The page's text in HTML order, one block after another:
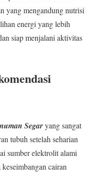
yang mengandung nutrisi
energi yang lebih
siap menjalani aktivitas
Segaryang sangat
tubuh setelah seharian
sumber elektrolit alami
cairan